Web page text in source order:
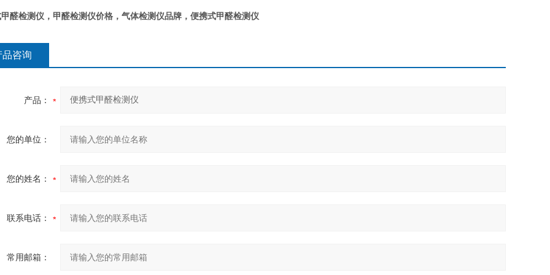
醛检测仪 ，甲醛检测仪价格，气体检测仪品牌， 便携式甲醛检测仪
品咨询
产品：
您的单位：
您的姓名：
联系电话：
常用邮箱：